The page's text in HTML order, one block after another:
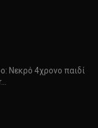
Νεκρό 4χρονο παιδί